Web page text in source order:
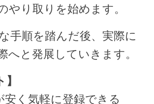
やり取りを始めます。
手順を踏んだ後、実際に
へと発展していきます。
安く気軽に登録できる